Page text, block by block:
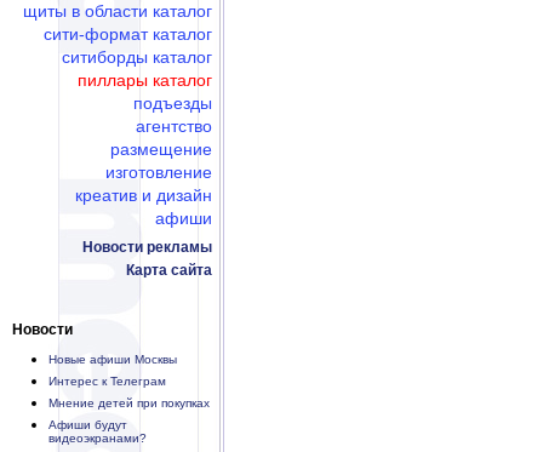
щиты в области каталог
сити-формат каталог
ситиборды каталог
пиллары каталог
подъезды
агентство
размещение
изготовление
креатив и дизайн
афиши
Новости рекламы
Карта сайта
Новости
Новые афиши Москвы
Интерес к Телеграм
Мнение детей при покупках
Афиши будут
видеоэкранами?